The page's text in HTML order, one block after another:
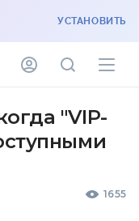
УСТАНОВИТЬ
"VIP-
1655